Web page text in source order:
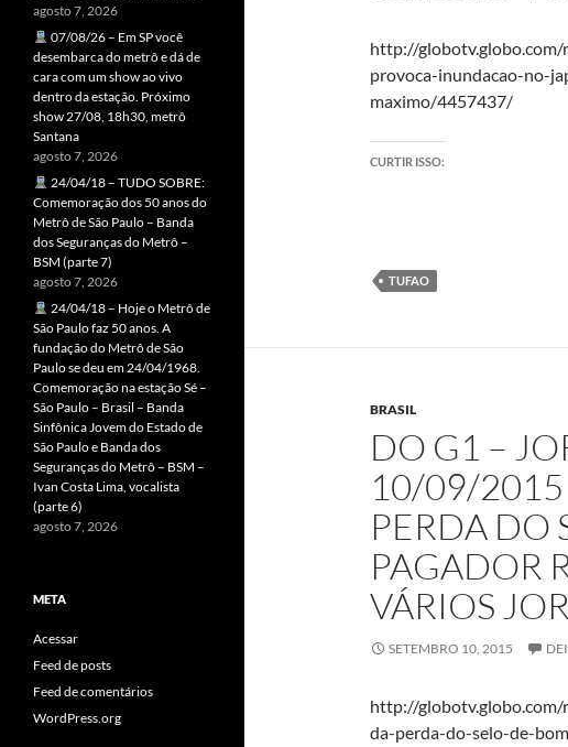
http://
provoca-inundacao-no-
maximo/4457437/
CURTIR ISSO:
TUFAO
BRASIL
DO G1 –
10/09/2015
PERDA DO
PAGADOR
VÁRIOS
SETEMBRO 10, 2015
http://
da-perda-do-selo-de-
agosto 7, 2026
07/08/26 – Em SP você
desembarca do metrô e dá de
cara com um show ao vivo
dentro da estação. Próximo
show 27/08, 18h30, metrô
Santana
agosto 7, 2026
24/04/18 – TUDO SOBRE:
Comemoração dos 50 anos do
Metrô de São Paulo – Banda
dos Seguranças do Metrô –
BSM (parte 7)
agosto 7, 2026
24/04/18 – Hoje o Metrô de
São Paulo faz 50 anos. A
fundação do Metrô de São
Paulo se deu em 24/04/1968.
Comemoração na estação Sé –
São Paulo – Brasil – Banda
Sinfônica Jovem do Estado de
São Paulo e Banda dos
Seguranças do Metrô – BSM –
Ivan Costa Lima, vocalista
(parte 6)
agosto 7, 2026
META
Acessar
Feed de posts
Feed de comentários
WordPress.org